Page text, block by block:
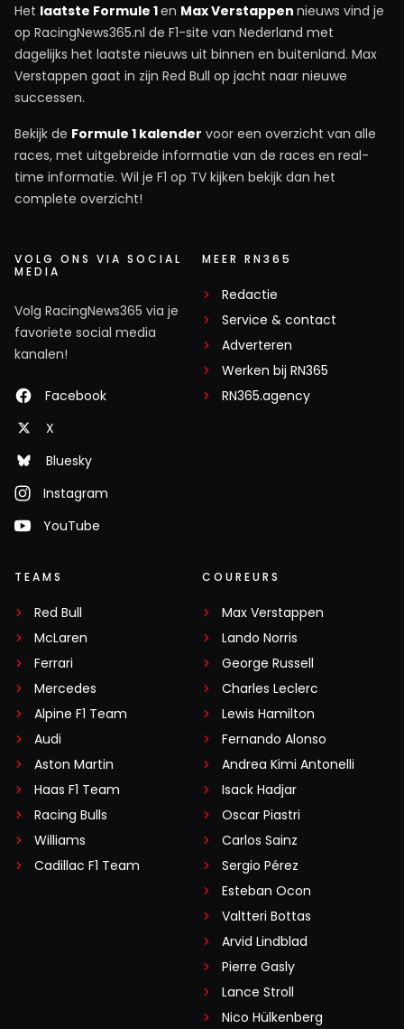
Het laatste Formule 1en Max Verstappen nieuws vind je
op RacingNews365.nl de F1-site van Nederland met
dagelijks het laatste nieuws uit binnen en buitenland. Max
Verstappen gaat in zijn Red Bull op jacht naar nieuwe
successen.
Bekijk de Formule 1 kalender voor een overzicht van alle
races, met uitgebreide informatie van de races en real-
time informatie. Wil je F1 op TV kijken bekijk dan het
complete overzicht!
VOLG ONS VIA SOCIAL
MEDIA
Volg RacingNews365 via je
favoriete social media
kanalen!
Facebook
X
Bluesky
Instagram
YouTube
MEER RN365
Redactie
Service & contact
Adverteren
Werken bij RN365
RN365.agency
TEAMS
Red Bull
McLaren
Ferrari
Mercedes
Alpine F1 Team
Audi
Aston Martin
Haas F1 Team
Racing Bulls
Williams
Cadillac F1 Team
COUREURS
Max Verstappen
Lando Norris
George Russell
Charles Leclerc
Lewis Hamilton
Fernando Alonso
Andrea Kimi Antonelli
Isack Hadjar
Oscar Piastri
Carlos Sainz
Sergio Pérez
Esteban Ocon
Valtteri Bottas
Arvid Lindblad
Pierre Gasly
Lance Stroll
Nico Hülkenberg